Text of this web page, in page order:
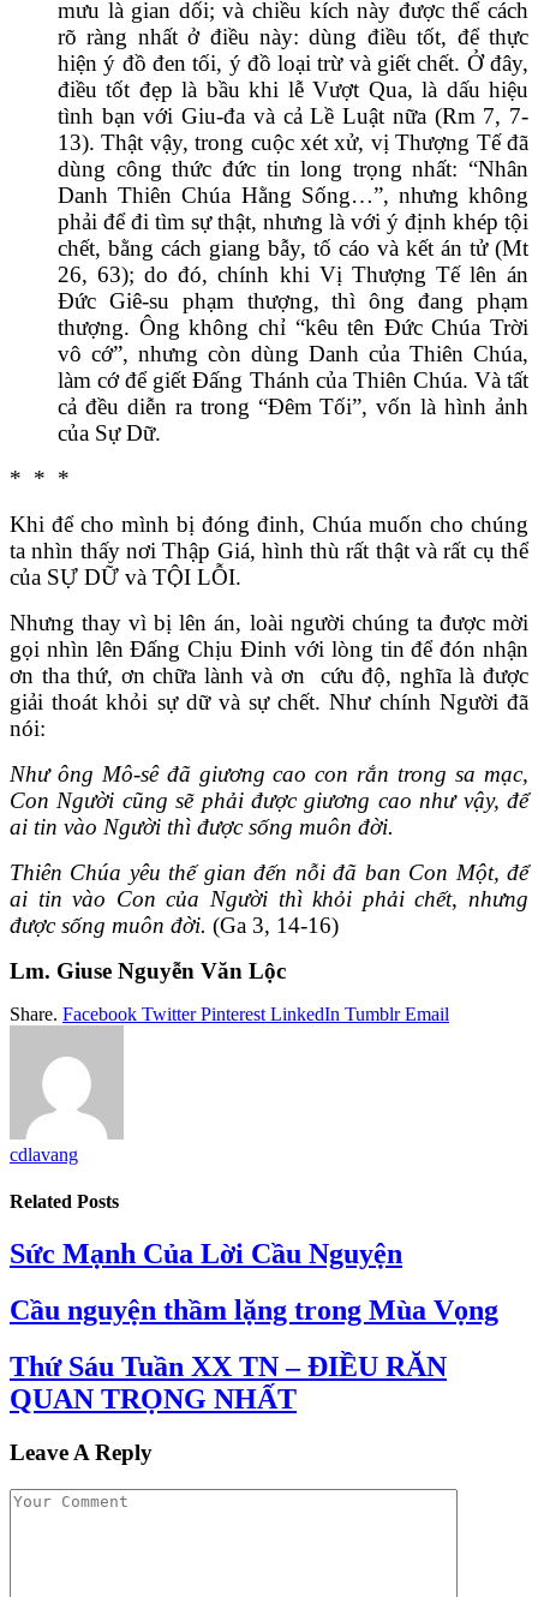
mưu là gian dối; và chiều kích này được thể cách
rõ ràng nhất ở điều này: dùng điều tốt, để thực
hiện ý đồ đen tối, ý đồ loại trừ và giết chết. Ở đây,
điều tốt đẹp là bầu khi lễ Vượt Qua, là dấu hiệu
tình bạn với Giu-đa và cả Lề Luật nữa (Rm 7, 7-
13). Thật vậy, trong cuộc xét xử, vị Thượng Tế đã
dùng công thức đức tin long trọng nhất: “Nhân
Danh Thiên Chúa Hằng Sống…”, nhưng không
phải để đi tìm sự thật, nhưng là với ý định khép tội
chết, bằng cách giang bẫy, tố cáo và kết án tử (Mt
26, 63); do đó, chính khi Vị Thượng Tế lên án
Đức Giê-su phạm thượng, thì ông đang phạm
thượng. Ông không chỉ “kêu tên Đức Chúa Trời
vô cớ”, nhưng còn dùng Danh của Thiên Chúa,
làm cớ để giết Đấng Thánh của Thiên Chúa. Và tất
cả đều diễn ra trong “Đêm Tối”, vốn là hình ảnh
của Sự Dữ.
* * *
Khi để cho mình bị đóng đinh, Chúa muốn cho chúng
ta nhìn thấy nơi Thập Giá, hình thù rất thật và rất cụ thể
của SỰ DỮ và TỘI LỖI.
Nhưng thay vì bị lên án, loài người chúng ta được mời
gọi nhìn lên Đấng Chịu Đinh với lòng tin để đón nhận
ơn tha thứ, ơn chữa lành và ơn cứu độ, nghĩa là được
giải thoát khỏi sự dữ và sự chết. Như chính Người đã
nói:
Như ông Mô-sê đã giương cao con rắn trong sa mạc,
Con Người cũng sẽ phải được giương cao như vậy, để
ai tin vào Người thì được sống muôn đời.
Thiên Chúa yêu thế gian đến nỗi đã ban Con Một, để
ai tin vào Con của Người thì khỏi phải chết, nhưng
được sống muôn đời. (Ga 3, 14-16)
Lm. Giuse Nguyễn Văn Lộc
Share. Facebook Twitter Pinterest LinkedIn Tumblr Email
cdlavang
Related Posts
Sức Mạnh Của Lời Cầu Nguyện
Cầu nguyện thầm lặng trong Mùa Vọng
Thứ Sáu Tuần XX TN – ĐIỀU RĂN
QUAN TRỌNG NHẤT
Leave A Reply